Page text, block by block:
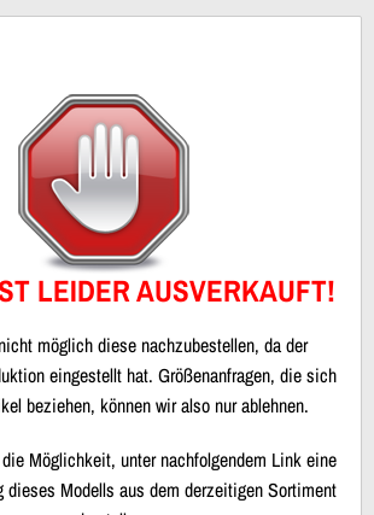
LEIDER AUSVERKAUFT!
möglich diese nachzubestellen, da der
eingestellt hat. Größenanfragen, die sich
beziehen, können wir also nur ablehnen.
Möglichkeit, unter nachfolgendem Link eine
dieses Modells aus dem derzeitigen Sortiment